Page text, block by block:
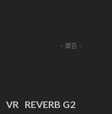
- 廣告 -
VR REVERB G2